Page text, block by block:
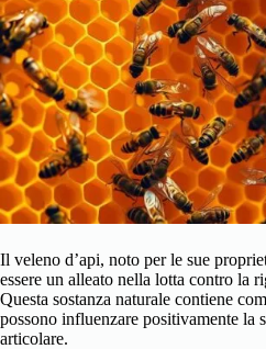
Il veleno d’api, noto per le sue
essere un alleato nella lotta contro la
Questa sostanza naturale contiene
possono influenzare positivamente la
articolare.